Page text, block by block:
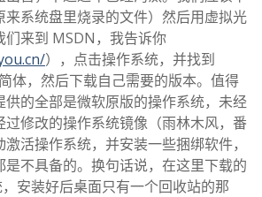
来系统盘里烧录的文件）然后用虚拟光
们来到 MSDN，我告诉你
），点击操作系统，并找到
体，然后下载自己需要的版本。值得
供的全部是微软原版的操作系统，未经
过修改的操作系统镜像（雨林木风，番
活操作系统，并安装一些捆绑软件，
不具备的。换句话说，在这里下载的
安装好后桌面只有一个回收站的那